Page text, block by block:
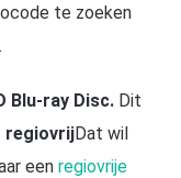
te zoeken
Blu-ray Disc. Dit
regiovrijDat wil
een regiovrije